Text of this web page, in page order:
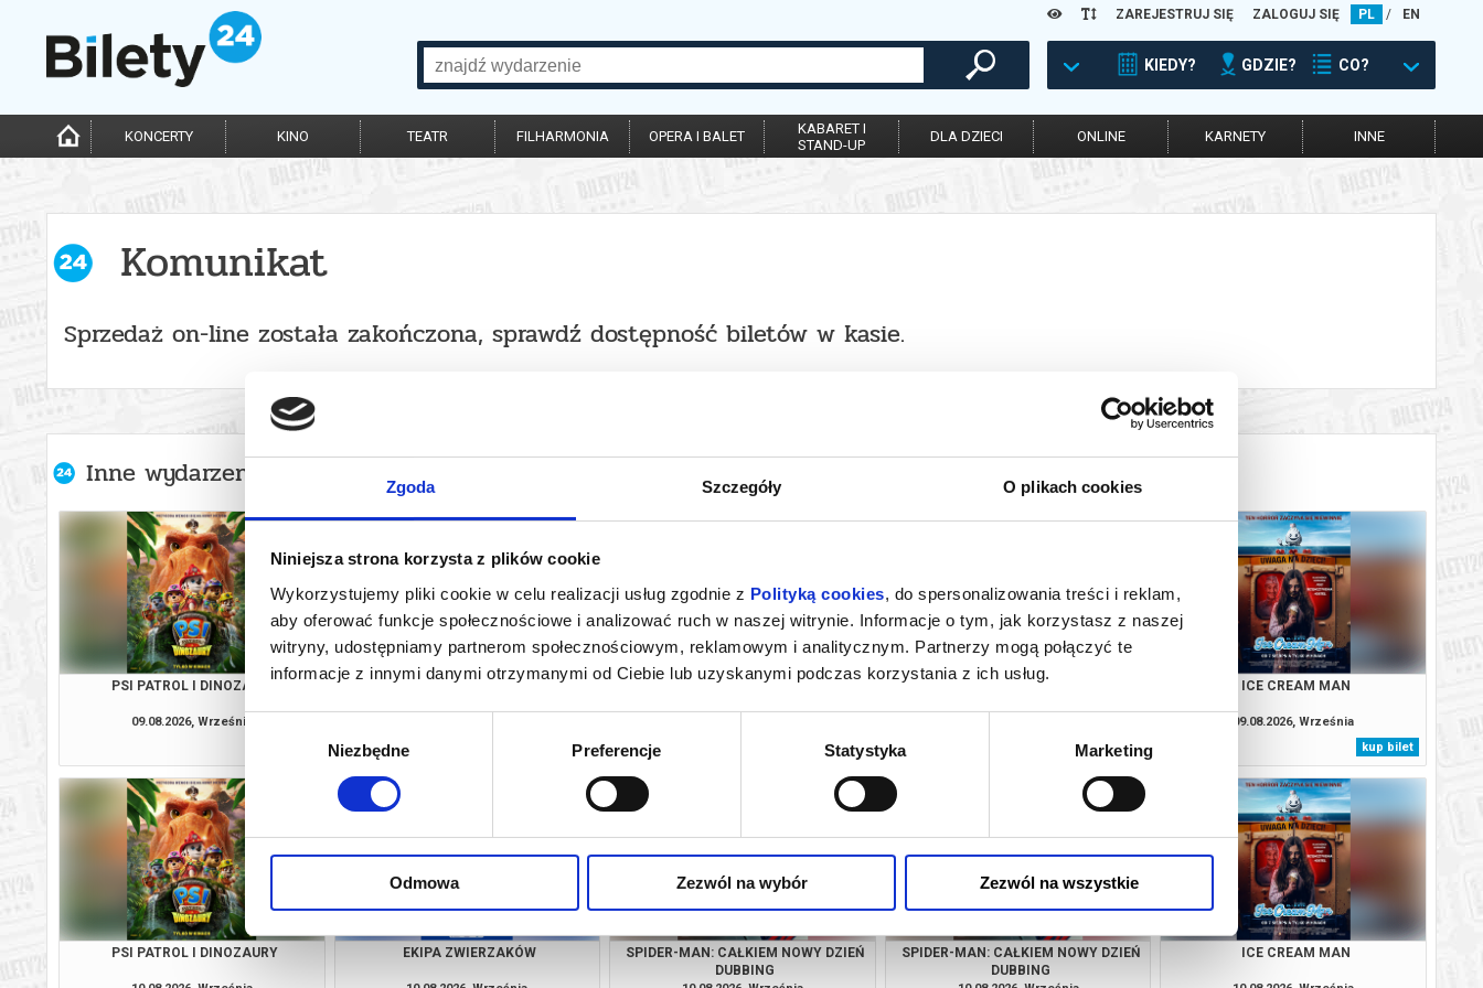
Zgoda Szczegóły O plikach cookies
Niniejsza strona korzysta z plików cookie
Wykorzystujemy pliki cookie w celu realizacji usług zgodnie z Polityką cookies, do spersonalizowania treści i reklam,
aby oferować funkcje społecznościowe i analizować ruch w naszej witrynie. Informacje o tym, jak korzystasz z naszej
witryny, udostępniamy partnerom społecznościowym, reklamowym i analitycznym. Partnerzy mogą połączyć te
informacje z innymi danymi otrzymanymi od Ciebie lub uzyskanymi podczas korzystania z ich usług.
Wybór
Niezbędne Preferencje Statystyka Marketing
Odmowa Zezwól na wybór Zezwól na wszystkie
ZAREJESTRUJ SIĘ ZALOGUJ SIĘ PL / EN
KIEDY? GDZIE? CO?
KONCERTY KINO TEATR FILHARMONIA OPERA I BALET
KABARET I
STAND-UP
DLA DZIECI ONLINE KARNETY INNE
Komunikat
Sprzedaż on-line została zakończona, sprawdź dostępność biletów w kasie.
Inne wydarzenia organizatora
PSI PATROL I DINOZAURY
09.08.2026, Września
EKIPA ZWIERZAKÓW
kup bilet
SPIDER-MAN: CAŁKIEM NOWY DZIEŃ
kup bilet
SPIDER-MAN: CAŁKIEM NOWY DZIEŃ
kup bilet
ICE CREAM MAN
09.08.2026, Września
kup bilet
PSI PATROL I DINOZAURY EKIPA ZWIERZAKÓW
SPIDER-MAN: CAŁKIEM NOWY DZIEŃ
DUBBING
SPIDER-MAN: CAŁKIEM NOWY DZIEŃ
DUBBING
ICE CREAM MAN